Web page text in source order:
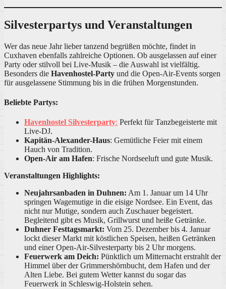
Silvesterpartys und Veranstaltungen
Wer das neue Jahr lieber tanzend begrüßen möchte, findet in
Cuxhaven ebenfalls zahlreiche Optionen. Ob ausgelassen auf einer
Party oder stilvoll bei Live-Musik – die Auswahl ist vielfältig.
Besonders die Havenhostel-Party und die Open-Air-Events sorgen
für ausgelassene Stimmung bis in die frühen Morgenstunden.
Beliebte Partys:
Havenhostel Silvesterparty: Perfekt für Tanzbegeisterte mit
Live-DJ.
Kapitän-Alexander-Haus: Gemütliche Feier mit einem
Hauch von Tradition.
Open-Air am Hafen: Frische Nordseeluft und gute Musik.
Veranstaltungen Highlights:
Neujahrsanbaden in Duhnen: Am 1. Januar um 14 Uhr
springen Wagemutige in die eisige Nordsee. Ein Event, das
nicht nur Mutige, sondern auch Zuschauer begeistert.
Begleitend gibt es Musik, Grillwurst und heiße Getränke.
Duhner Festtagsmarkt: Vom 25. Dezember bis 4. Januar
lockt dieser Markt mit köstlichen Speisen, heißen Getränken
und einer Open-Air-Silvesterparty bis 2 Uhr morgens.
Feuerwerk am Deich: Pünktlich um Mitternacht erstrahlt der
Himmel über der Grimmershörnbucht, dem Hafen und der
Alten Liebe. Bei gutem Wetter kannst du sogar das
Feuerwerk in Schleswig-Holstein sehen.